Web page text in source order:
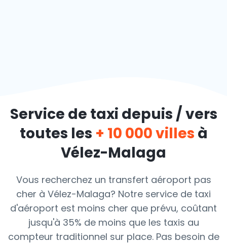
Service de taxi depuis / vers
toutes les + 10 000 villes à
Vélez-Malaga
Vous recherchez un transfert aéroport pas
cher à Vélez-Malaga? Notre service de taxi
d'aéroport est moins cher que prévu, coûtant
jusqu'à 35% de moins que les taxis au
compteur traditionnel sur place. Pas besoin de